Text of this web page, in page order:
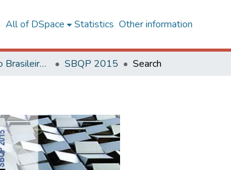
All of DSpace Statistics Other information
SBQP - Simpósio Brasileiro de Qualidade do Projeto no Ambiente Construído SBQP 2015 Search